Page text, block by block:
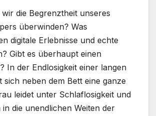
die Begrenztheit unseres
überwinden? Was
digitale Erlebnisse und echte
Gibt es überhaupt einen
In der Endlosigkeit einer langen
sich neben dem Bett eine ganze
leidet unter Schlaflosigkeit und
die unendlichen Weiten der